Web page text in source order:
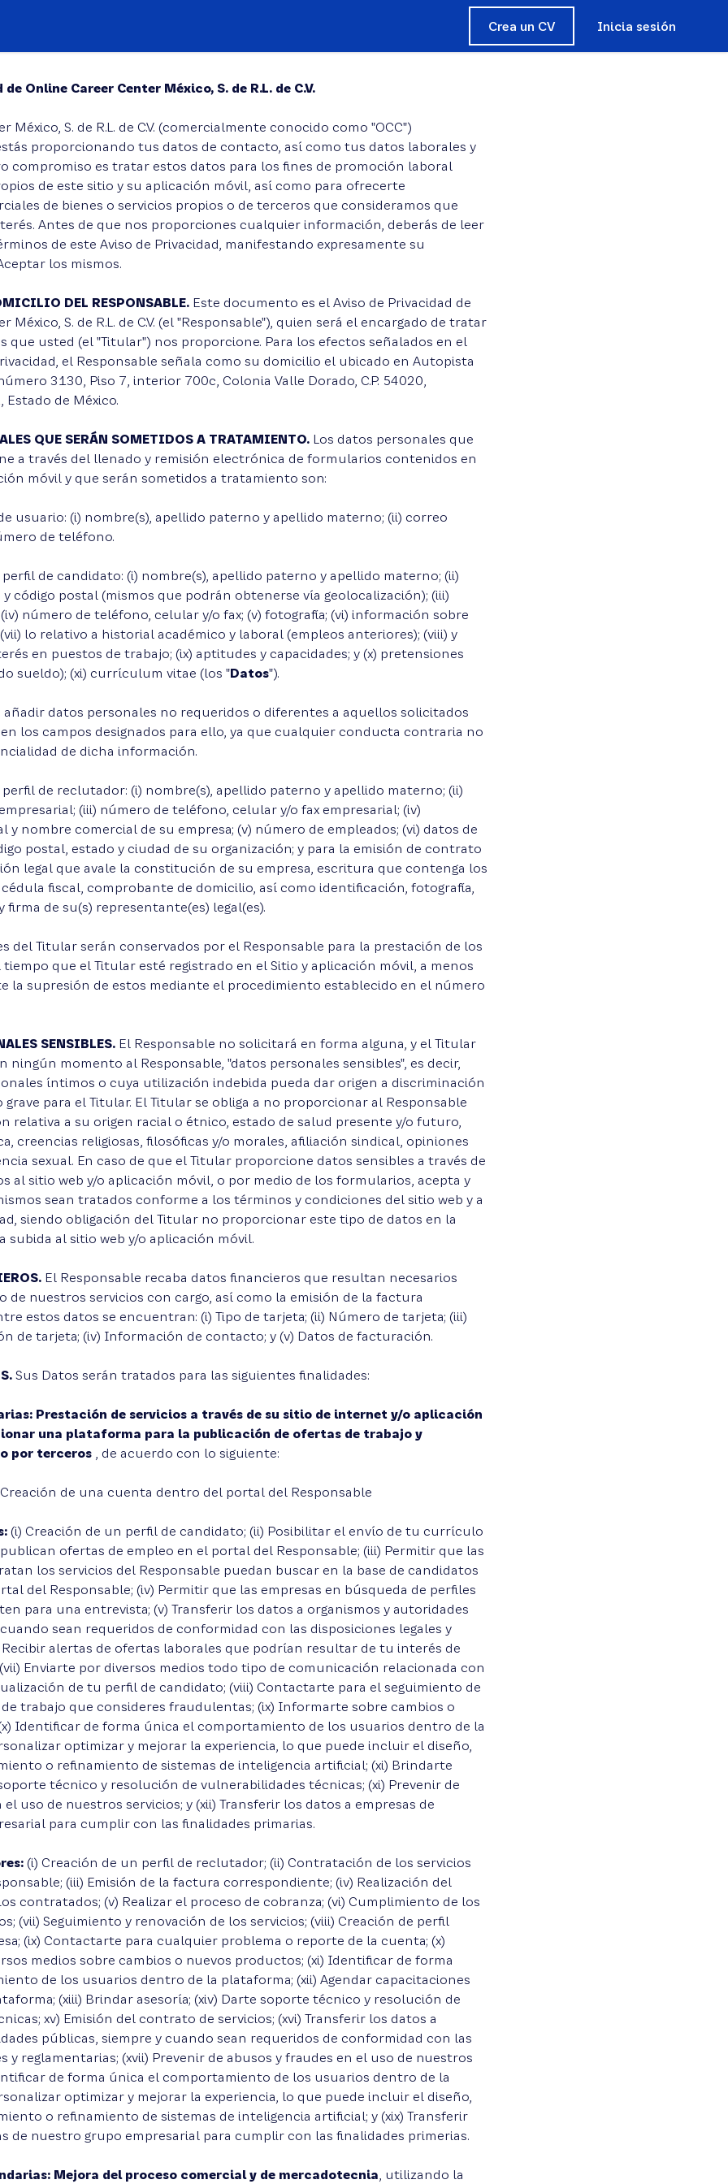
Crea un CV Inicia sesión
Online Career Center México, S. de R.L. de C.V.
México, S. de R.L. de C.V. (comercialmente conocido como "OCC")
proporcionando tus datos de contacto, así como tus datos laborales y
compromiso es tratar estos datos para los fines de promoción laboral
de este sitio y su aplicación móvil, así como para ofrecerte
de bienes o servicios propios o de terceros que consideramos que
Antes de que nos proporciones cualquier información, deberás de leer
de este Aviso de Privacidad, manifestando expresamente su
los mismos.
DEL RESPONSABLE. Este documento es el Aviso de Privacidad de
México, S. de R.L. de C.V. (el "Responsable"), quien será el encargado de tratar
que usted (el "Titular") nos proporcione. Para los efectos señalados en el
el Responsable señala como su domicilio el ubicado en Autopista
3130, Piso 7, interior 700c, Colonia Valle Dorado, C.P. 54020,
de México.
QUE SERÁN SOMETIDOS A TRATAMIENTO. Los datos personales que
a través del llenado y remisión electrónica de formularios contenidos en
móvil y que serán sometidos a tratamiento son:
usuario: (i) nombre(s), apellido paterno y apellido materno; (ii) correo
de teléfono.
de candidato: (i) nombre(s), apellido paterno y apellido materno; (ii)
código postal (mismos que podrán obtenerse vía geolocalización); (iii)
número de teléfono, celular y/o fax; (v) fotografía; (vi) información sobre
lo relativo a historial académico y laboral (empleos anteriores); (viii) y
en puestos de trabajo; (ix) aptitudes y capacidades; y (x) pretensiones
sueldo); (xi) currículum vitae (los "Datos").
datos personales no requeridos o diferentes a aquellos solicitados
los campos designados para ello, ya que cualquier conducta contraria no
de dicha información.
de reclutador: (i) nombre(s), apellido paterno y apellido materno; (ii)
(iii) número de teléfono, celular y/o fax empresarial; (iv)
y nombre comercial de su empresa; (v) número de empleados; (vi) datos de
postal, estado y ciudad de su organización; y para la emisión de contrato
legal que avale la constitución de su empresa, escritura que contenga los
fiscal, comprobante de domicilio, así como identificación, fotografía,
de su(s) representante(es) legal(es).
del Titular serán conservados por el Responsable para la prestación de los
que el Titular esté registrado en el Sitio y aplicación móvil, a menos
la supresión de estos mediante el procedimiento establecido en el número
SENSIBLES. El Responsable no solicitará en forma alguna, y el Titular
ningún momento al Responsable, "datos personales sensibles", es decir,
íntimos o cuya utilización indebida pueda dar origen a discriminación
para el Titular. El Titular se obliga a no proporcionar al Responsable
relativa a su origen racial o étnico, estado de salud presente y/o futuro,
creencias religiosas, filosóficas y/o morales, afiliación sindical, opiniones
sexual. En caso de que el Titular proporcione datos sensibles a través de
al sitio web y/o aplicación móvil, o por medio de los formularios, acepta y
sean tratados conforme a los términos y condiciones del sitio web y a
siendo obligación del Titular no proporcionar este tipo de datos en la
subida al sitio web y/o aplicación móvil.
El Responsable recaba datos financieros que resultan necesarios
de nuestros servicios con cargo, así como la emisión de la factura
estos datos se encuentran: (i) Tipo de tarjeta; (ii) Número de tarjeta; (iii)
de tarjeta; (iv) Información de contacto; y (v) Datos de facturación.
Sus Datos serán tratados para las siguientes finalidades:
Prestación de servicios a través de su sitio de internet y/o aplicación
una plataforma para la publicación de ofertas de trabajo y
por terceros , de acuerdo con lo siguiente:
de una cuenta dentro del portal del Responsable
(i) Creación de un perfil de candidato; (ii) Posibilitar el envío de tu currículo
ofertas de empleo en el portal del Responsable; (iii) Permitir que las
los servicios del Responsable puedan buscar en la base de candidatos
del Responsable; (iv) Permitir que las empresas en búsqueda de perfiles
para una entrevista; (v) Transferir los datos a organismos y autoridades
sean requeridos de conformidad con las disposiciones legales y
Recibir alertas de ofertas laborales que podrían resultar de tu interés de
Enviarte por diversos medios todo tipo de comunicación relacionada con
de tu perfil de candidato; (viii) Contactarte para el seguimiento de
trabajo que consideres fraudulentas; (ix) Informarte sobre cambios o
Identificar de forma única el comportamiento de los usuarios dentro de la
optimizar y mejorar la experiencia, lo que puede incluir el diseño,
o refinamiento de sistemas de inteligencia artificial; (xi) Brindarte
técnico y resolución de vulnerabilidades técnicas; (xi) Prevenir de
uso de nuestros servicios; y (xii) Transferir los datos a empresas de
para cumplir con las finalidades primarias.
(i) Creación de un perfil de reclutador; (ii) Contratación de los servicios
(iii) Emisión de la factura correspondiente; (iv) Realización del
contratados; (v) Realizar el proceso de cobranza; (vi) Cumplimiento de los
(vii) Seguimiento y renovación de los servicios; (viii) Creación de perfil
(ix) Contactarte para cualquier problema o reporte de la cuenta; (x)
medios sobre cambios o nuevos productos; (xi) Identificar de forma
de los usuarios dentro de la plataforma; (xii) Agendar capacitaciones
(xiii) Brindar asesoría; (xiv) Darte soporte técnico y resolución de
xv) Emisión del contrato de servicios; (xvi) Transferir los datos a
públicas, siempre y cuando sean requeridos de conformidad con las
y reglamentarias; (xvii) Prevenir de abusos y fraudes en el uso de nuestros
de forma única el comportamiento de los usuarios dentro de la
optimizar y mejorar la experiencia, lo que puede incluir el diseño,
o refinamiento de sistemas de inteligencia artificial; y (xix) Transferir
de nuestro grupo empresarial para cumplir con las finalidades primerias.
Mejora del proceso comercial y de mercadotecnia, utilizando la